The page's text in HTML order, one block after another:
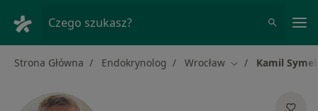
Czego szukasz?
Strona Główna Endokrynolog Wrocław Zmień miasto
Kamil